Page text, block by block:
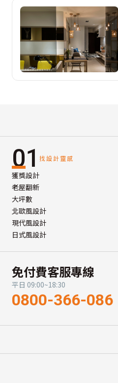
01 找設計靈感
獲獎設計
老屋翻新
大坪數
北歐風設計
現代風設計
日式風設計
免付費客服專線
平日 09:00~18:30
0800-366-086